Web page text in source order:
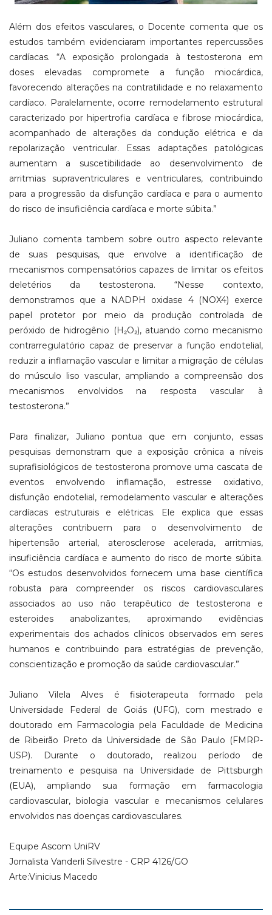
Além dos efeitos vasculares, o Docente comenta que os
estudos também evidenciaram importantes repercussões
cardíacas. “A exposição prolongada à testosterona em
doses elevadas compromete a função miocárdica,
favorecendo alterações na contratilidade e no relaxamento
cardíaco. Paralelamente, ocorre remodelamento estrutural
caracterizado por hipertrofia cardíaca e fibrose miocárdica,
acompanhado de alterações da condução elétrica e da
repolarização ventricular. Essas adaptações patológicas
aumentam a suscetibilidade ao desenvolvimento de
arritmias supraventriculares e ventriculares, contribuindo
para a progressão da disfunção cardíaca e para o aumento
do risco de insuficiência cardíaca e morte súbita.”
Juliano comenta tambem sobre outro aspecto relevante
de suas pesquisas, que envolve a identificação de
mecanismos compensatórios capazes de limitar os efeitos
deletérios da testosterona. “Nesse contexto,
demonstramos que a NADPH oxidase 4 (NOX4) exerce
papel protetor por meio da produção controlada de
peróxido de hidrogênio (H₂O₂), atuando como mecanismo
contrarregulatório capaz de preservar a função endotelial,
reduzir a inflamação vascular e limitar a migração de células
do músculo liso vascular, ampliando a compreensão dos
mecanismos envolvidos na resposta vascular à
testosterona.”
Para finalizar, Juliano pontua que em conjunto, essas
pesquisas demonstram que a exposição crônica a níveis
suprafisiológicos de testosterona promove uma cascata de
eventos envolvendo inflamação, estresse oxidativo,
disfunção endotelial, remodelamento vascular e alterações
cardíacas estruturais e elétricas. Ele explica que essas
alterações contribuem para o desenvolvimento de
hipertensão arterial, aterosclerose acelerada, arritmias,
insuficiência cardíaca e aumento do risco de morte súbita.
“Os estudos desenvolvidos fornecem uma base científica
robusta para compreender os riscos cardiovasculares
associados ao uso não terapêutico de testosterona e
esteroides anabolizantes, aproximando evidências
experimentais dos achados clínicos observados em seres
humanos e contribuindo para estratégias de prevenção,
conscientização e promoção da saúde cardiovascular.”
Juliano Vilela Alves é fisioterapeuta formado pela
Universidade Federal de Goiás (UFG), com mestrado e
doutorado em Farmacologia pela Faculdade de Medicina
de Ribeirão Preto da Universidade de São Paulo (FMRP-
USP). Durante o doutorado, realizou período de
treinamento e pesquisa na Universidade de Pittsburgh
(EUA), ampliando sua formação em farmacologia
cardiovascular, biologia vascular e mecanismos celulares
envolvidos nas doenças cardiovasculares.
Equipe Ascom UniRV
Jornalista Vanderli Silvestre - CRP 4126/GO
Arte:Vinicius Macedo